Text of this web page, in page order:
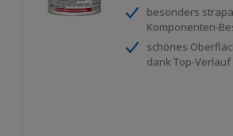
besonders
Komponenten-
schönes
dank Top-Verlauf